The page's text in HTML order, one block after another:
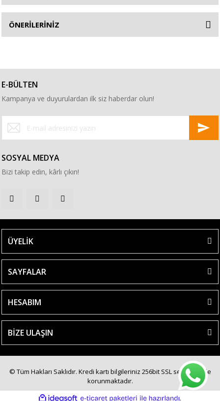
ÖNERİLERİNİZ
E-BÜLTEN
Kampanya ve duyurulardan ilk siz haberdar olun!
SOSYAL MEDYA
Bizi takip edin, kârlı çıkın!
ÜYELİK
SAYFALAR
HESABIM
BİZE ULAŞIN
© Tüm Hakları Saklıdır. Kredi kartı bilgileriniz 256bit SSL sertifikası ile
korunmaktadır.
ideasoft e-